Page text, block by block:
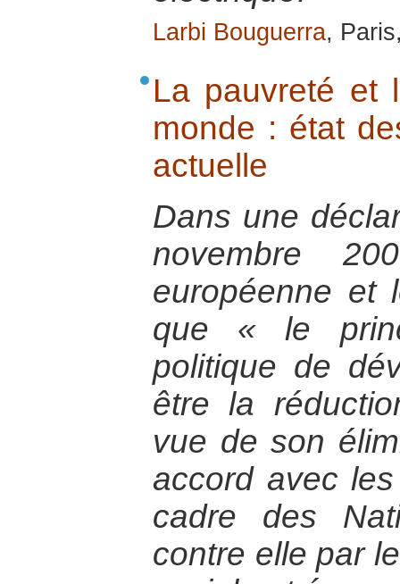
Larbi Bouguerra,
La pauvreté et
monde : état
actuelle
Dans une
novembre
européenne et
que « le
politique de
être la
vue de son
accord avec
cadre des
contre elle par